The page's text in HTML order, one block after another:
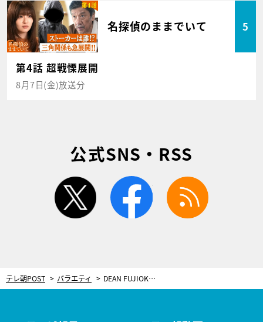
名探偵のままでいて 5
第4話 超戦慄展開
8月7日(金)放送分
公式SNS・RSS
twitter facebook
テレ朝POST バラエティ DEAN FUJIOKA、“殺されそうになった”エピソードにスタジオ騒然！「バイクで後ろから突っ込まれて…」